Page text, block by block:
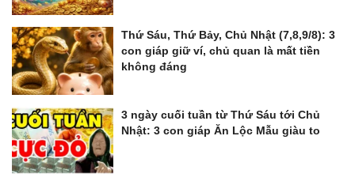
Thứ Sáu, Thứ Bảy, Chủ Nhật (7,8,9/8): 3
con giáp giữ ví, chủ quan là mất tiền
không đáng
3 ngày cuối tuần từ Thứ Sáu tới Chủ
Nhật: 3 con giáp Ăn Lộc Mẫu giàu to